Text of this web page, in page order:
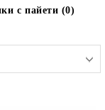
с пайети (0)